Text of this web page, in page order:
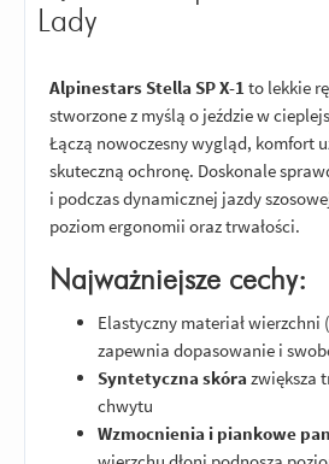
Lady
Alpinestars Stella SP X-1 to lekkie
stworzone z myślą o jeździe w
Łączą nowoczesny wygląd, komfort
skuteczną ochronę. Doskonale
i podczas dynamicznej jazdy
poziom ergonomii oraz trwałości.
Najważniejsze cechy:
Elastyczny materiał wierzchni (
zapewnia dopasowanie i
Syntetyczna skóra zwiększa
chwytu
Wzmocnienia i piankowe